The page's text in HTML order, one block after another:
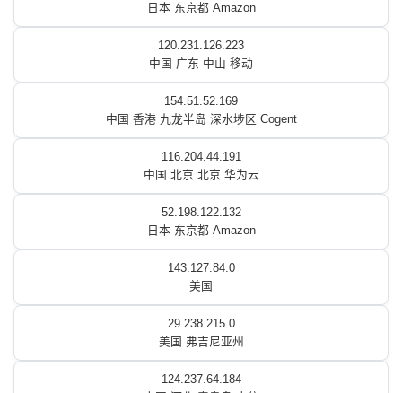
日本 东京都 Amazon
120.231.126.223
中国 广东 中山 移动
154.51.52.169
中国 香港 九龙半岛 深水埗区 Cogent
116.204.44.191
中国 北京 北京 华为云
52.198.122.132
日本 东京都 Amazon
143.127.84.0
美国
29.238.215.0
美国 弗吉尼亚州
124.237.64.184